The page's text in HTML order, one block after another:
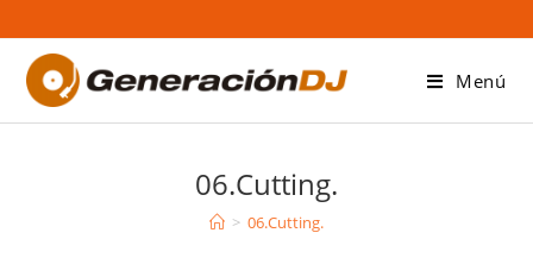
al
contenido
Menú
06.Cutting.
> 06.Cutting.